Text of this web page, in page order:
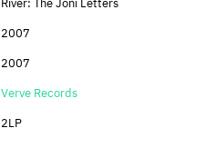
River: The Joni Letters
2007
2007
Verve Records
2LP